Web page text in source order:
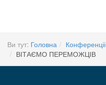
Ви тут: Головна Конференціі
ВІТАЄМО ПЕРЕМОЖЦІВ